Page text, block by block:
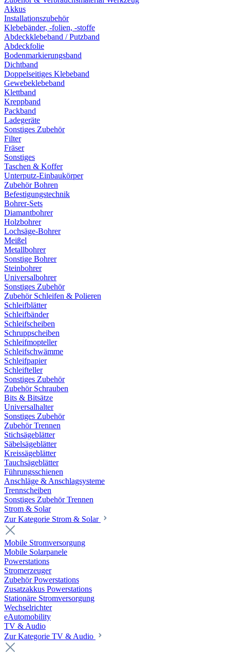
Akkus
Installationszubehör
Klebebänder, -folien, -stoffe
Abdeckklebeband / Putzband
Abdeckfolie
Bodenmarkierungsband
Dichtband
Doppelseitiges Klebeband
Gewebeklebeband
Klettband
Kreppband
Packband
Ladegeräte
Sonstiges Zubehör
Filter
Fräser
Sonstiges
Taschen & Koffer
Unterputz-Einbaukörper
Zubehör Bohren
Befestigungstechnik
Bohrer-Sets
Diamantbohrer
Holzbohrer
Lochsäge-Bohrer
Meißel
Metallbohrer
Sonstige Bohrer
Steinbohrer
Universalbohrer
Sonstiges Zubehör
Zubehör Schleifen & Polieren
Schleifblätter
Schleifbänder
Schleifscheiben
Schruppscheiben
Schleifmopteller
Schleifschwämme
Schleifpapier
Schleifteller
Sonstiges Zubehör
Zubehör Schrauben
Bits & Bitsätze
Universalhalter
Sonstiges Zubehör
Zubehör Trennen
Stichsägeblätter
Säbelsägeblätter
Kreissägeblätter
Tauchsägeblätter
Führungsschienen
Anschläge & Anschlagsysteme
Trennscheiben
Sonstiges Zubehör Trennen
Strom & Solar
Zur Kategorie Strom & Solar
Mobile Stromversorgung
Mobile Solarpanele
Powerstations
Stromerzeuger
Zubehör Powerstations
Zusatzakkus Powerstations
Stationäre Stromversorgung
Wechselrichter
eAutomobility
TV & Audio
Zur Kategorie TV & Audio